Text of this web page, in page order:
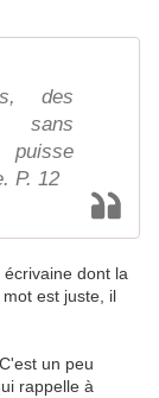
des
sans
P. 12
dont la
est juste, il
un peu
rappelle à